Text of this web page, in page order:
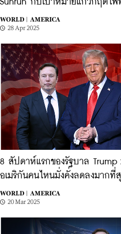
Sunrun กับเป้าหมายแก้วิกฤตไฟ
WORLD |
AMERICA
28 Apr 2025
8 สัปดาห์แรกของรัฐบาล Trump
อเมริกันคนไหนมั่งคั่งลดลงมากที่
WORLD |
AMERICA
20 Mar 2025